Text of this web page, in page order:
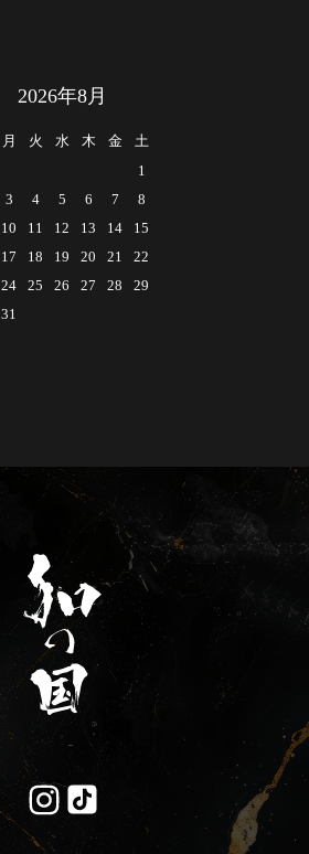
2026年8月
月 火 水 木 金
土
1
3 4 5 6 7
8
10 11 12 13 14
15
17 18 19 20 21
22
24 25 26 27 28
29
31